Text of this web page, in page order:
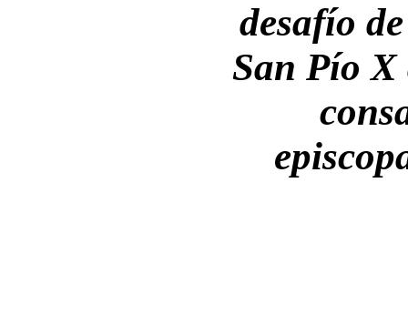
desafío
San Pío X